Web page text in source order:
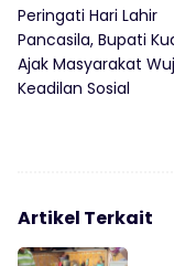
Peringati Hari Lahir
Pancasila, Bupati
Ajak Masyarakat
Keadilan Sosial
Artikel Terkait